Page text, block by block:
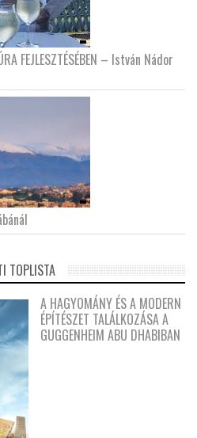
FEJLESZTÉSÉBEN – István Nádor
TOPLISTA
A HAGYOMÁNY ÉS A MODERN
ÉPÍTÉSZET TALÁLKOZÁSA A
GUGGENHEIM ABU DHABIBAN